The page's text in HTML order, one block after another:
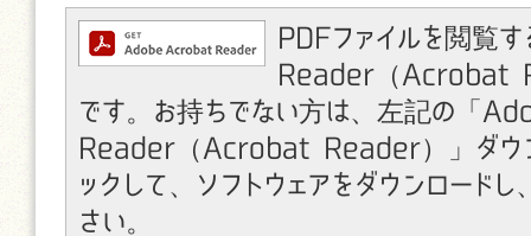
PDFファイルを閲覧
Reader（Acrobat
です。お持ちでない方は、左記の「
Reader（Acrobat Reader）」ダウン
ックして、ソフトウェアをダウンロードし
さい。